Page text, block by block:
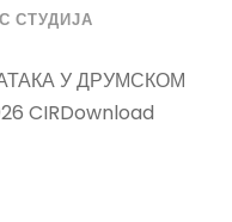
СТУДИЈА
У ДРУМСКОМ
CIRDownload